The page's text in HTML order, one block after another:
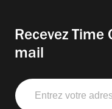
Recevez Time
mail
Entrez
votre